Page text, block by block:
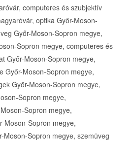
computeres és szubjektív
optika Győr-Moson-
Győr-Moson-Sopron megye,
Sopron megye, computeres és
Győr-Moson-Sopron megye,
Győr-Moson-Sopron megye,
Győr-Moson-Sopron megye,
Sopron megye,
Sopron megye,
Moson-Sopron megye,
Moson-Sopron megye, szemüveg